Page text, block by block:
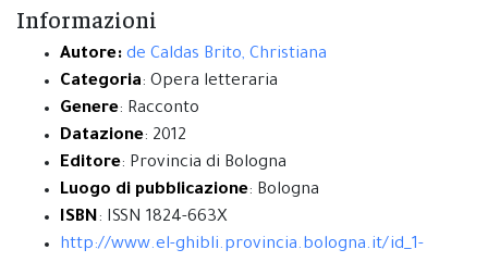
Informazioni
Autore: de Caldas Brito, Christiana
Categoria: Opera letteraria
Genere: Racconto
Datazione: 2012
Editore: Provincia di Bologna
Luogo di pubblicazione: Bologna
ISBN: ISSN 1824-663X
http://www.el-ghibli.provincia.bologna.it/id_1-